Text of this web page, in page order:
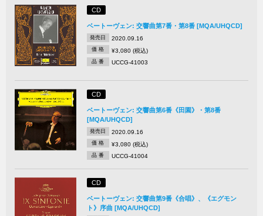
CD
ベートーヴェン: 交響曲第7番・第8番 [MQA/UHQCD]
発売日 2020.09.16
価 格 ¥3,080 (税込)
品 番 UCCG-41003
CD
ベートーヴェン: 交響曲第6番《田園》・第8番
[MQA/UHQCD]
発売日 2020.09.16
価 格 ¥3,080 (税込)
品 番 UCCG-41004
CD
ベートーヴェン: 交響曲第9番《合唱》、《エグモン
ト》序曲 [MQA/UHQCD]